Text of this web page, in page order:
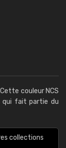
couleur NCS
qui fait partie du
collections